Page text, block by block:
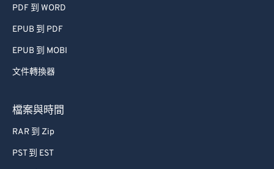
PDF 到 WORD
EPUB 到 PDF
EPUB 到 MOBI
文件轉換器
檔案與時間
RAR 到 Zip
PST 到 EST